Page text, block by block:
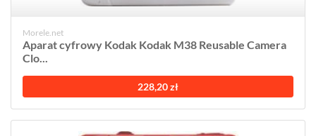
Morele.net
Aparat cyfrowy Kodak Kodak M38 Reusable Camera
Clo...
228,20 zł